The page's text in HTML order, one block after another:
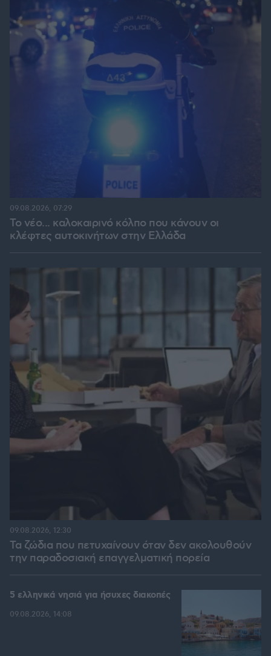
Το νέο... καλοκαιρινό κόλπο που κάνουν οι
κλέφτες αυτοκινήτων στην Ελλάδα
09.08.2026, 07:29
Τα ζώδια που πετυχαίνουν όταν δεν ακολουθούν
την παραδοσιακή επαγγελματική πορεία
09.08.2026, 12:30
5 ελληνικά νησιά για ήσυχες διακοπές
09.08.2026, 14:08